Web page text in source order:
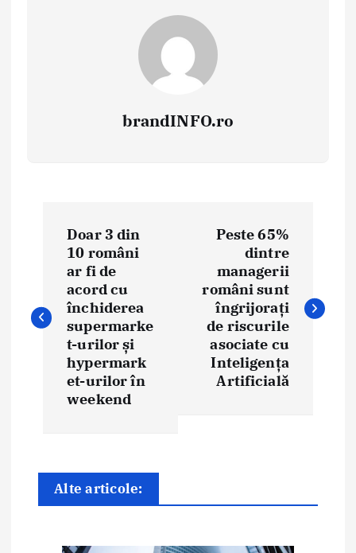
brandINFO.ro
i
n
Doar 3 din
10 români
ar fi de
acord cu
închiderea
supermarke
t-urilor și
hypermark
et-urilor în
weekend
Peste 65%
dintre
managerii
români sunt
îngrijorați
de riscurile
asociate cu
Inteligența
Artificială
Alte articole: